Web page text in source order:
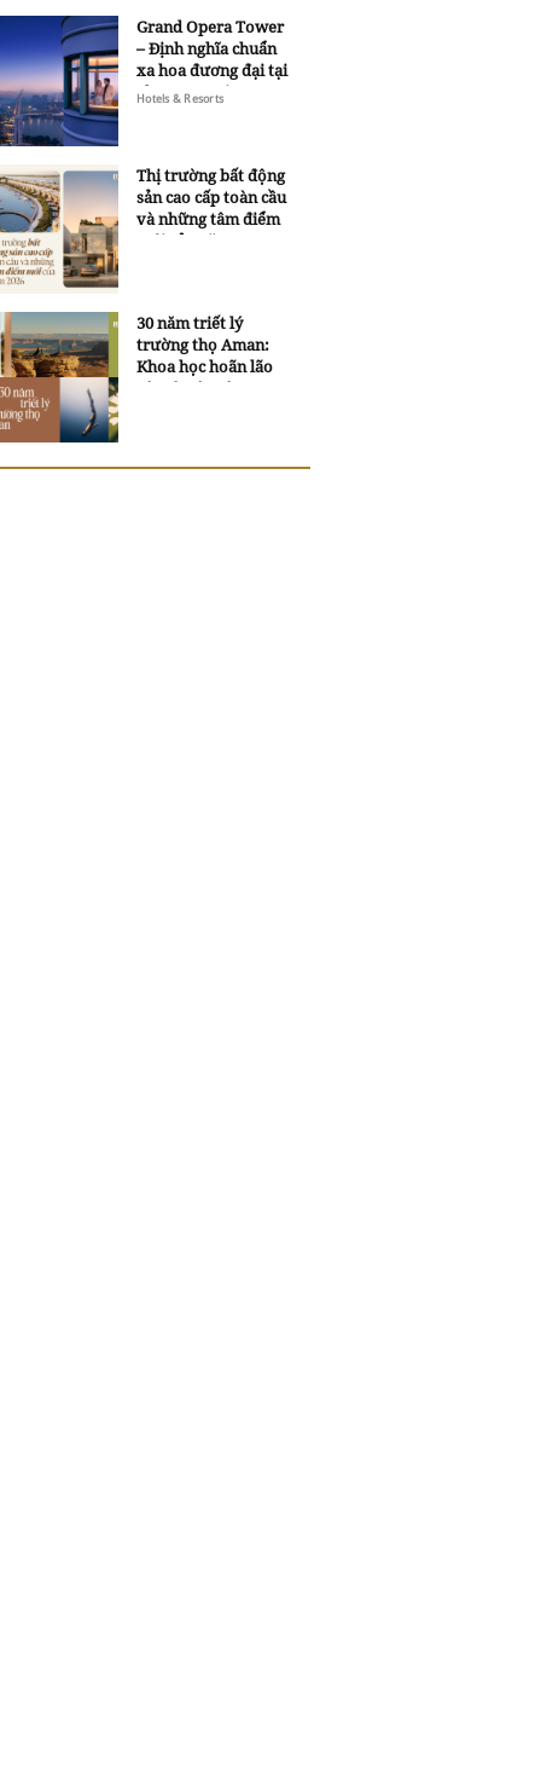
Grand Opera Tower
– Định nghĩa chuẩn
xa hoa đương đại tại
Sheraton Saigon
Hotels & Resorts
Thị trường bất động
sản cao cấp toàn cầu
và những tâm điểm
mới của năm 2026
30 năm triết lý
trường thọ Aman:
Khoa học hoãn lão
và trí tuệ ngàn xưa